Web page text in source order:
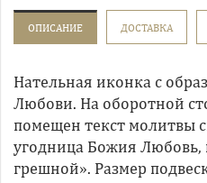
ОПИСАНИЕ ДОСТАВКА
Нательная иконка с
Любови. На оборотной
помещен текст молитвы
угодница Божия Любовь,
грешной». Размер